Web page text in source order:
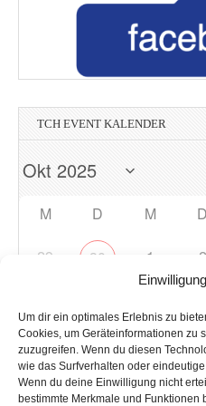
Um dir ein optimales Erlebnis zu
Cookies, um Geräteinformationen zu
zuzugreifen. Wenn du diesen
wie das Surfverhalten oder
Wenn du deine Einwilligung nicht
bestimmte Merkmale und Funktionen
TCH EVENT KALENDER
M D M D
29 30 1 2
6
13 14 15